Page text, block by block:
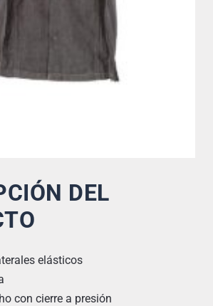
DEL
elásticos
con cierre a presión